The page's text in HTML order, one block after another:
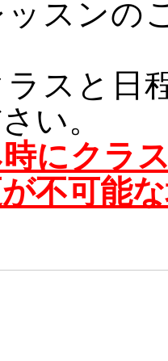
スンの
スと日
い。
にクラ
不可能